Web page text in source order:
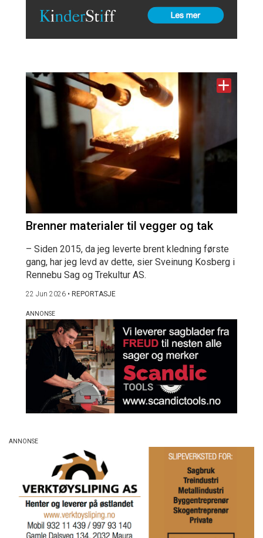
Brenner materialer til vegger og tak
– Siden 2015, da jeg leverte brent kledning første
gang, har jeg levd av dette, sier Sveinung Kosberg i
Rennebu Sag og Trekultur AS.
22 Jun 2026 • REPORTASJE